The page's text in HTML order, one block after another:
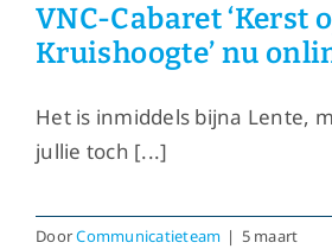
VNC-Cabaret ‘Kerst
Kruishoogte’ nu
Het is inmiddels bijna Lente,
jullie toch [...]
DoorCommunicatieteam | 5 maart